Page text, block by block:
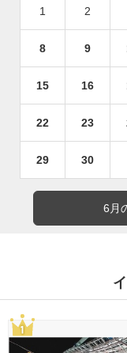
1 2
8 9
15 16
22 23
29 30
6月